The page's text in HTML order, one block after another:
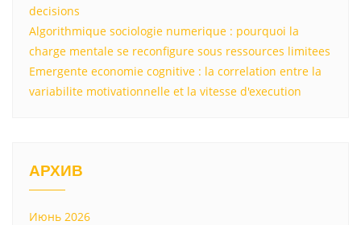
decisions
Algorithmique sociologie numerique : pourquoi la
charge mentale se reconfigure sous ressources limitees
Emergente economie cognitive : la correlation entre la
variabilite motivationnelle et la vitesse d'execution
АРХИВ
Июнь 2026